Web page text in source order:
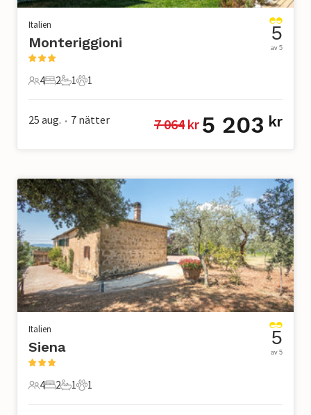
Italien
Monteriggioni
4 Gäster
4
2 Sovrum
2
1 Badrum
1
1 Husdjur
1
5
av 5
25 aug. • 7 nätter 7 064 kr 5 203 kr
Italien
Siena
4 Gäster
4
2 Sovrum
2
1 Badrum
1
1 Husdjur
1
5
av 5